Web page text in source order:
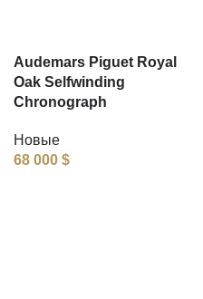
Audemars Piguet Royal
Oak Selfwinding
Chronograph
Новые
68 000 $